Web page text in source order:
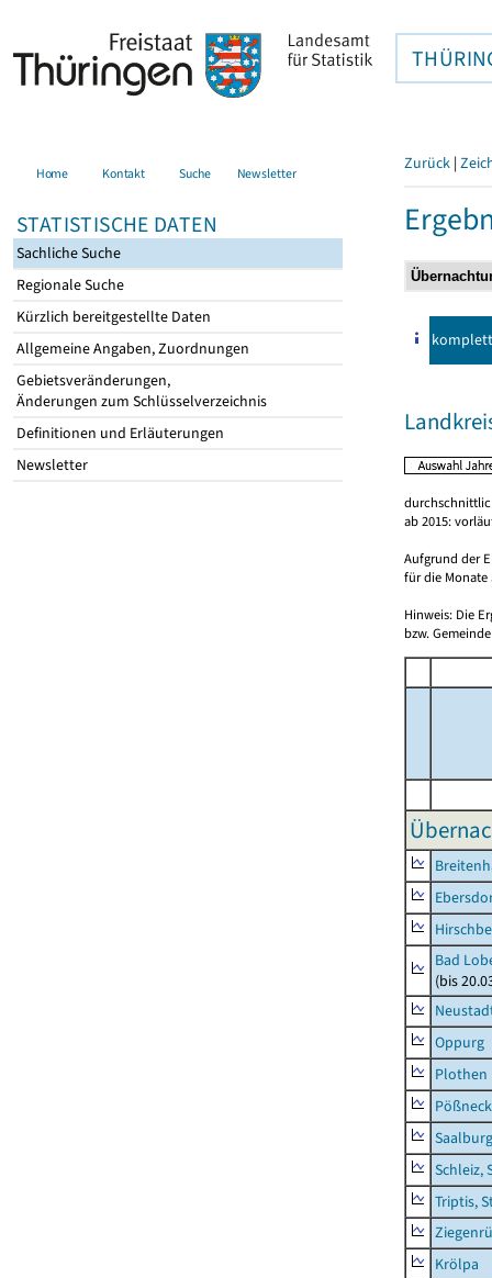
Home Kontakt Suche Newsletter
STATISTISCHE DATEN
Sachliche Suche
Regionale Suche
Kürzlich bereitgestellte Daten
Allgemeine Angaben, Zuordnungen
Gebietsveränderungen,
Änderungen zum Schlüsselverzeichnis
Definitionen und Erläuterungen
Newsletter
Zurück |
komplett
ab 2015:
Aufgrund der
für die Monate
Hinweis: Die
bzw.
Bad
(bis
Oppurg
Plothen
Schleiz,
Triptis,
Krölpa